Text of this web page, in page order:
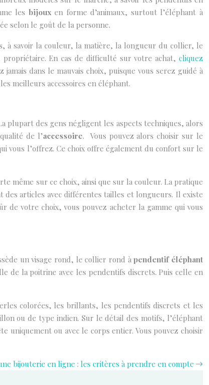
les bijouxen forme d’animaux, surtout l’éléphant à
selon le goût de la personne.
à savoir la couleur, la matière, la longueur du collier, le
En cas de difficulté sur votre achat, cliquez
dans le mauvais choix, puisque vous serez guidé à
meilleurs accessoires en éléphant.
plupart des gens négligent les aspects techniques, alors
de l’accessoire. Vous pouvez alors choisir sur le
vous l’offrez. Ce choix offre également du confort sur le
même sur ce choix, ainsi que sur la couleur. La pratique
articles avec différentes tailles et longueurs. Il existe
de votre choix, vous pouvez acheter la gamme qui vous
un visage rond, le collier rond àpendentif éléphant
de la poitrine avec les pendentifs discrets. Puis celle en
colorées, les brillants, les pendentifs discrets et les
ou de type indien. Sur le détail des motifs, l’éléphant
uniquement ou avec le corps entier. Vous pouvez choisir
bijouterie en ligne : les critères à prendre en compte